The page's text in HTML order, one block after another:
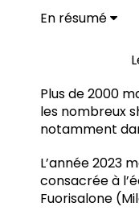
En résumé
Tacchini Flock
Tacchini
Tacchini
Saba. Pixel Light
Porro. Screen,
Poltrona Frau.
Plus de 2000
les nombreux
notamment
L’année 2023
consacrée à
Fuorisalone